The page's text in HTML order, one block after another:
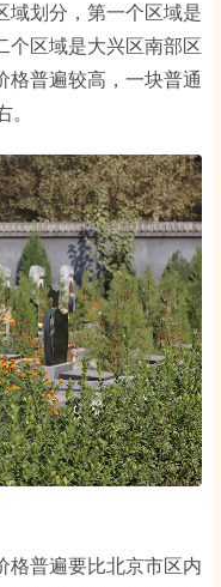
域划分，第一个区域是
个区域是大兴区南部区
格普遍较高，一块普通
。
格普遍要比北京市区内